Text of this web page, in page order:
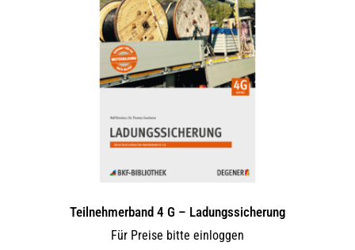
Teilnehmerband 4 G – Ladungssicherung
Für Preise bitte einloggen